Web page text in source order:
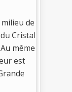
de
Cristal
même
est